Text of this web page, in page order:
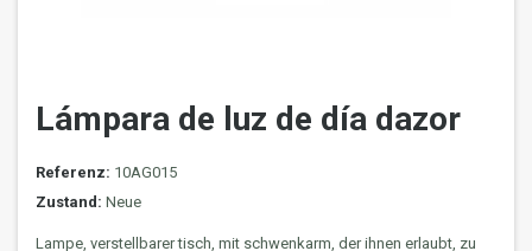
Lámpara de luz de día dazor
Referenz: 10AG015
Zustand: Neue
Lampe, verstellbarer tisch, mit schwenkarm, der ihnen erlaubt, zu